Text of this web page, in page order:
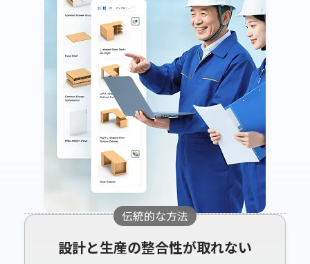
伝統的な方法
設計と生産の整合性が取れない